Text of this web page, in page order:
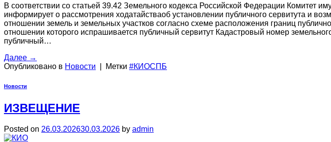
В соответствии со статьей 39.42 Земельного кодекса Российской Федерации Комитет
информирует о рассмотрения ходатайстваоб установлении публичного сервитута и
отношении земель и земельных участков согласно схеме расположения границ
отношении которого испрашивается публичный сервитут Кадастровый номер
публичный…
Далее →
Опубликовано в Новости Метки #КИОСПБ
Новости
ИЗВЕЩЕНИЕ
Posted on 26.03.202630.03.2026 by admin